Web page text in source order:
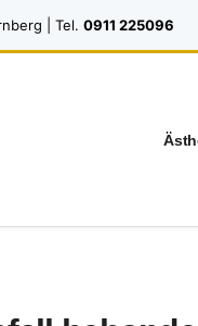
| Tel. 0911 225096